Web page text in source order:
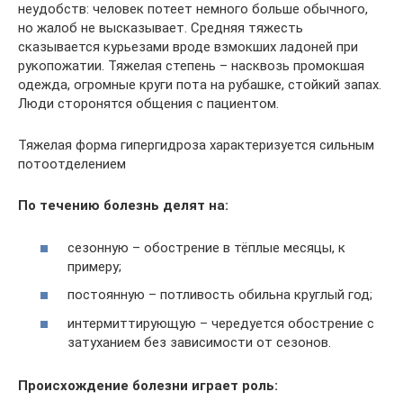
неудобств: человек потеет немного больше обычного,
но жалоб не высказывает. Средняя тяжесть
сказывается курьезами вроде взмокших ладоней при
рукопожатии. Тяжелая степень – насквозь промокшая
одежда, огромные круги пота на рубашке, стойкий запах.
Люди сторонятся общения с пациентом.
Тяжелая форма гипергидроза характеризуется сильным
потоотделением
По течению болезнь делят на:
сезонную – обострение в тёплые месяцы, к
примеру;
постоянную – потливость обильна круглый год;
интермиттирующую – чередуется обострение с
затуханием без зависимости от сезонов.
Происхождение болезни играет роль: